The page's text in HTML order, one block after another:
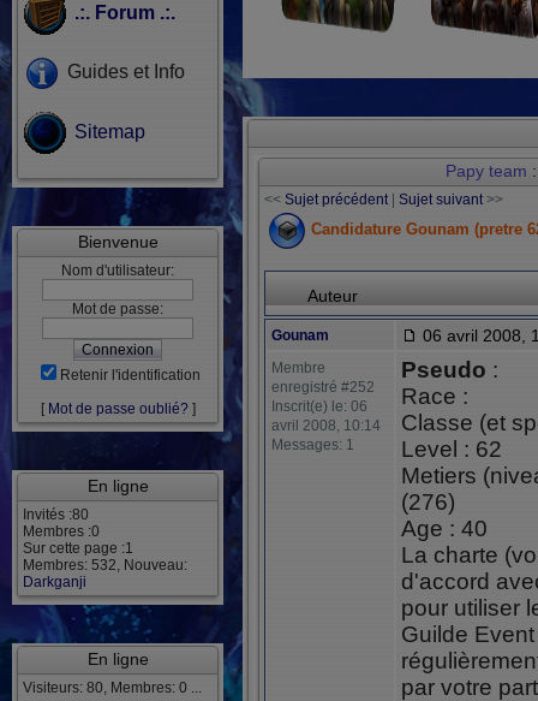
.:. Forum .:.
Guides et Info
Sitemap
Bienvenue
Nom d'utilisateur:
Mot de passe:
Retenir l'identification
[ Mot de passe oublié? ]
En ligne
Invités :80
Membres :0
Sur cette page :1
Membres: 532, Nouveau:
Darkganji
En ligne
Visiteurs: 80, Membres: 0 ...
Papy team
<< Sujet précédent| Sujet suivant>>
Candidature Gounam (pretre
Auteur
Gounam 06 avril 2008,
Membre
enregistré #252
Inscrit(e) le: 06
avril 2008, 10:14
Messages: 1
Pseudo :
Race :
Classe (et
Level : 62
Metiers
(276)
Age : 40
La charte
d'accord
pour utiliser
Guilde
par votre